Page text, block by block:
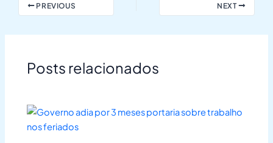
PREVIOUS NEXT
Posts relacionados